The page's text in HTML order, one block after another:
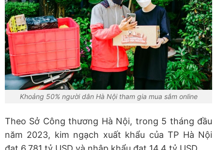
Khoảng 50% người dân Hà Nội tham gia mua sắm online
Theo Sở Công thương Hà Nội, trong 5 tháng đầu
năm 2023, kim ngạch xuất khẩu của TP Hà Nội